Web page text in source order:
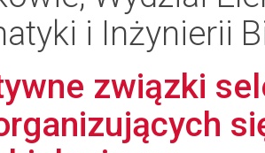
i Inżynierii
związki